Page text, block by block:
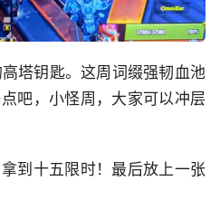
塔钥匙。这周词缀强韧血池
吧，小怪周，大家可以冲层
到十五限时！最后放上一张